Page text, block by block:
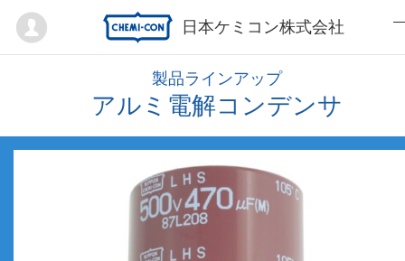
日本ケミコン株式会社
Mypage
製品ラインアップ
アルミ電解コンデンサ